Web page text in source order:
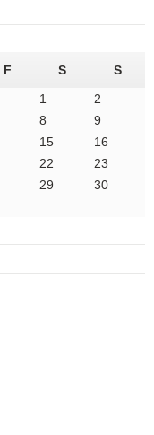
F S
S
1
2
8
9
15
16
22
23
29
30